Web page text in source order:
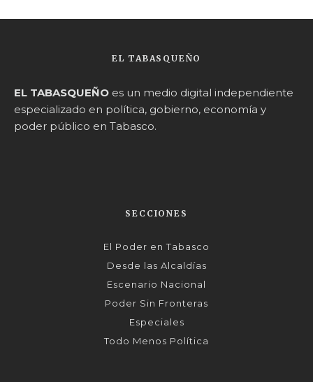
EL TABASQUEÑO
EL TABASQUEÑO es un medio digital independiente
especializado en política, gobierno, economía y
poder público en Tabasco.
SECCIONES
El Poder en Tabasco
Desde las Alcaldías
Escenario Nacional
Poder Sin Fronteras
Especiales
Todo Menos Política